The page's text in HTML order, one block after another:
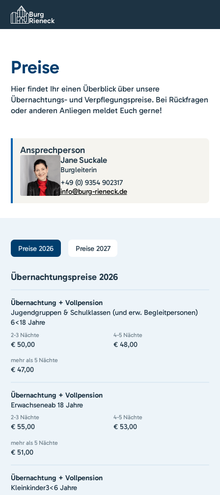
Burg
Rieneck
Preise
Hier findet Ihr einen Überblick über unsere
Übernachtungs- und Verpflegungspreise. Bei Rückfragen
oder anderen Anliegen meldet Euch gerne!
Ansprechperson
JaneSuckale
Burgleiterin
+49 (0) 9354 902317
info@burg-rieneck.de
Preise 2026 Preise 2027
Übernachtungspreise 2026
Übernachtung + Vollpension
Jugendgruppen & Schulklassen (und erw. Begleitpersonen)
6<18 Jahre
2-3 Nächte
€ 50,00
4-5 Nächte
€ 48,00
mehr als 5 Nächte
€ 47,00
Übernachtung + Vollpension
Erwachseneab 18 Jahre
2-3 Nächte
€ 55,00
4-5 Nächte
€ 53,00
mehr als 5 Nächte
€ 51,00
Übernachtung + Vollpension
Kleinkinder3<6 Jahre